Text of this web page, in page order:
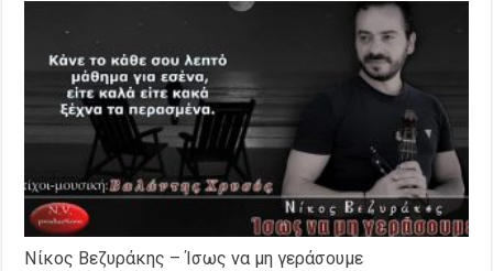
Νίκος Βεζυράκης – Ίσως να μη γεράσουμε